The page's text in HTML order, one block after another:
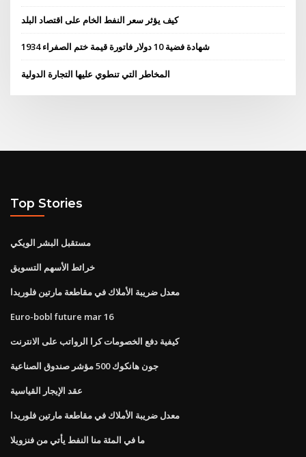
كيف يؤثر سعر النفط الخام على اقتصاد البلد
1934 شهادة فضية 10 دولار فاتورة قيمة ختم الصفراء
المخاطر التي تنطوي عليها التجارة الدولية
Top Stories
مستقبل البشر الويكي
خرائط الأسهم التسويق
معدل ضريبة الأملاك في مقاطعة مارتين فلوريدا
Euro-bobl future mar 16
كيفية دفع الخصومات كرا الرواتب على الانترنت
جون هانكوك 500 مؤشر صندوق الصناعية
عقد الإيجار القياسية
معدل ضريبة الأملاك في مقاطعة مارتين فلوريدا
ما في المئة منا النفط يأتي من فنزويلا